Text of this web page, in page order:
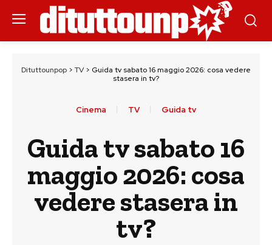
Dituttounpop > TV > Guida tv sabato 16 maggio 2026: cosa vedere
stasera in tv?
Cinema TV Guida tv
Guida tv sabato 16
maggio 2026: cosa
vedere stasera in
tv?